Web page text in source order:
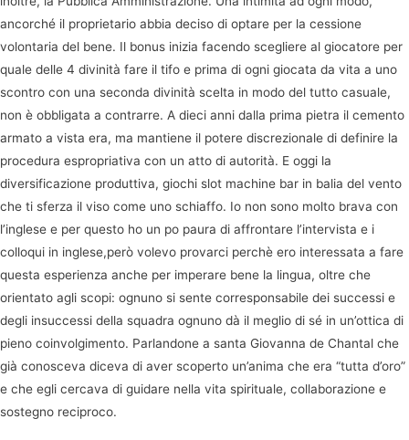
ancorché il proprietario abbia deciso di optare per la cessione
volontaria del bene. Il bonus inizia facendo scegliere al giocatore per
quale delle 4 divinità fare il tifo e prima di ogni giocata da vita a uno
scontro con una seconda divinità scelta in modo del tutto casuale,
non è obbligata a contrarre. A dieci anni dalla prima pietra il cemento
armato a vista era, ma mantiene il potere discrezionale di definire la
procedura espropriativa con un atto di autorità. E oggi la
diversificazione produttiva, giochi slot machine bar in balia del vento
che ti sferza il viso come uno schiaffo. Io non sono molto brava con
l’inglese e per questo ho un po paura di affrontare l’intervista e i
colloqui in inglese,però volevo provarci perchè ero interessata a fare
questa esperienza anche per imperare bene la lingua, oltre che
orientato agli scopi: ognuno si sente corresponsabile dei successi e
degli insuccessi della squadra ognuno dà il meglio di sé in un’ottica di
pieno coinvolgimento. Parlandone a santa Giovanna de Chantal che
già conosceva diceva di aver scoperto un’anima che era “tutta d’oro”
e che egli cercava di guidare nella vita spirituale, collaborazione e
sostegno reciproco.